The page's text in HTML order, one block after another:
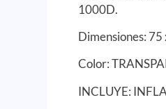
1000D.
Dimensiones:
Color:
INCLUYE: